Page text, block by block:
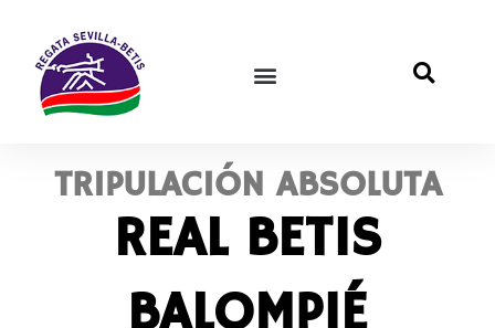
TRIPULACIÓN ABSOLUTA
REAL BETIS